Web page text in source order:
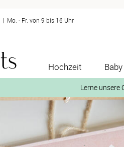
| Mo. - Fr. von 9 bis 16 Uhr
Hochzeit Baby
Lerne unsere
1. Wähle
2. Aktiviere „kostenlose